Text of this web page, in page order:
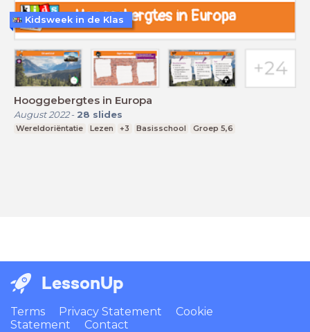
Hooggebergtes in Europa
August 2022- 28 slides
Wereldoriëntatie Lezen +3 Basisschool Groep 5,6
Kidsweek in de Klas
LessonUp
Terms Privacy Statement
Cookie
Statement
Contact